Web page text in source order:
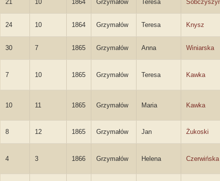
21 10 1864 Grzymałów Teresa
24 10 1864 Grzymałów Teresa Knysz
30 7 1865 Grzymałów Anna Winiarska
7 10 1865 Grzymałów Teresa Kawka
10 11 1865 Grzymałów Maria Kawka
8 12 1865 Grzymałów Jan Żukoski
4 3 1866 Grzymałów Helena Czerwińska